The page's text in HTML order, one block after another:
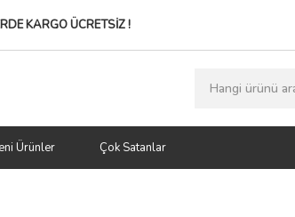
KARGO ÜCRETSİZ !
Ürünler Çok Satanlar